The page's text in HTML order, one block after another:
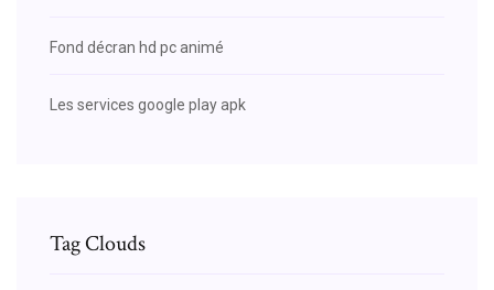
Fond décran hd pc animé
Les services google play apk
Tag Clouds